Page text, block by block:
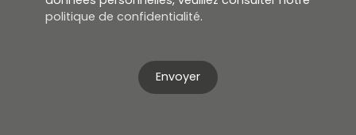
politique de confidentialité.
Envoyer